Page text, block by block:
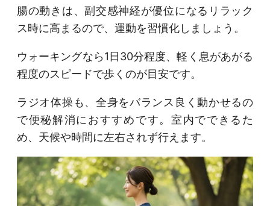
腸の動きは、副交感神経が優位になるリラック
ス時に高まるので、運動を習慣化しましょう。
ウォーキングなら1日30分程度、軽く息があがる
程度のスピードで歩くのが目安です。
ラジオ体操も、全身をバランス良く動かせるの
で便秘解消におすすめです。室内でできるた
め、天候や時間に左右されず行えます。